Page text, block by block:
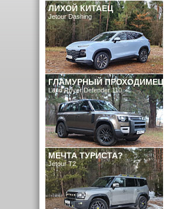
ЛИХОЙ КИТАЕЦ
Jetour Dashing
ГЛАМУРНЫЙ ПРОХОДИМЕЦ
Land Rover Defender 110
МЕЧТА ТУРИСТА?
Jetour T2